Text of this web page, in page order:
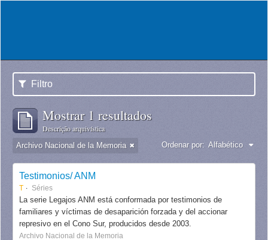
Filtro
Mostrar 1 resultados
Descrição arquivística
Archivo Nacional de la Memoria Ordenar por: Alfabético
Testimonios/ ANM
T Séries
La serie Legajos ANM está conformada por testimonios de
familiares y víctimas de desaparición forzada y del accionar
represivo en el Cono Sur, producidos desde 2003.
Archivo Nacional de la Memoria